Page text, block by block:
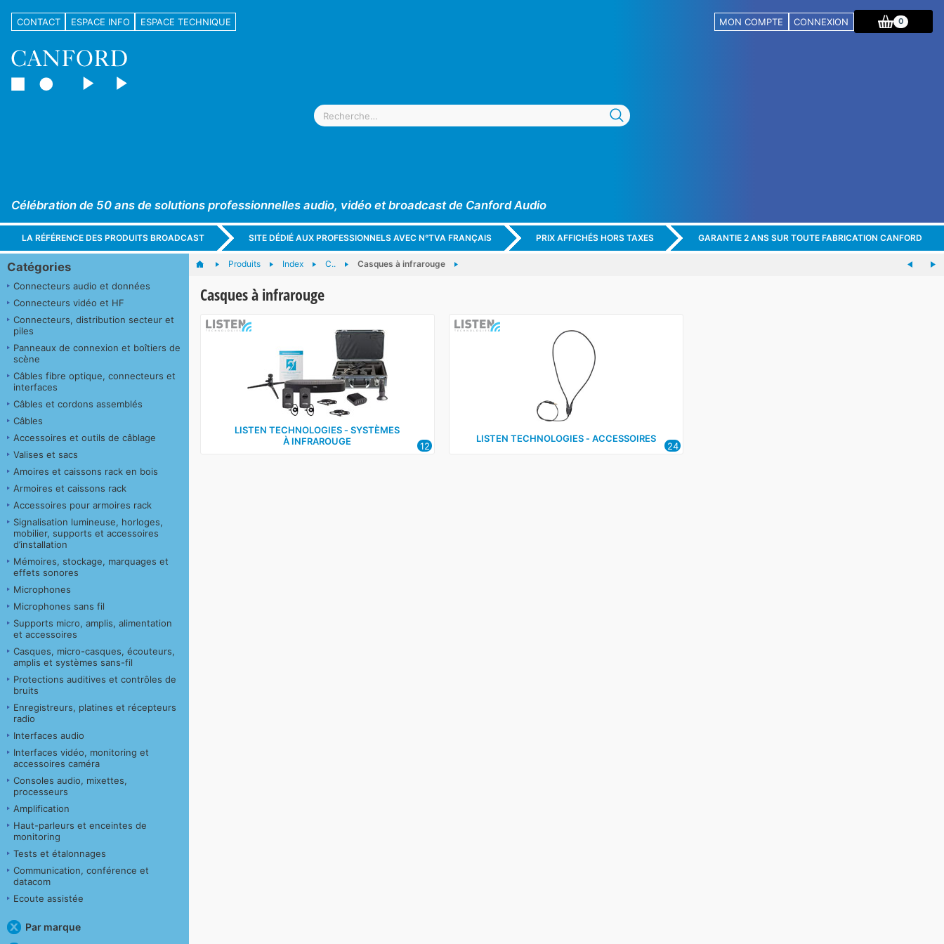
CONTACT ESPACE INFO ESPACE TECHNIQUE MON COMPTE CONNEXION 0
Célébration de 50 ans de solutions professionnelles audio, vidéo et broadcast de Canford Audio
LA RÉFÉRENCE DES PRODUITS BROADCAST SITE DÉDIÉ AUX PROFESSIONNELS AVEC N°TVA FRANÇAIS PRIX AFFICHÉS HORS TAXES GARANTIE 2 ANS SUR TOUTE FABRICATION CANFORD
Catégories
Connecteurs audio et données
Connecteurs vidéo et HF
Connecteurs, distribution secteur et
piles
Panneaux de connexion et boîtiers de
scène
Câbles fibre optique, connecteurs et
interfaces
Câbles et cordons assemblés
Câbles
Accessoires et outils de câblage
Valises et sacs
Amoires et caissons rack en bois
Armoires et caissons rack
Accessoires pour armoires rack
Signalisation lumineuse, horloges,
mobilier, supports et accessoires
d’installation
Mémoires, stockage, marquages et
effets sonores
Microphones
Microphones sans fil
Supports micro, amplis, alimentation
et accessoires
Casques, micro-casques, écouteurs,
amplis et systèmes sans-fil
Protections auditives et contrôles de
bruits
Enregistreurs, platines et récepteurs
radio
Interfaces audio
Interfaces vidéo, monitoring et
accessoires caméra
Consoles audio, mixettes,
processeurs
Amplification
Haut-parleurs et enceintes de
monitoring
Tests et étalonnages
Communication, conférence et
datacom
Ecoute assistée
Par marque
Produits Index C.. Casques à infrarouge
Casques à infrarouge
LISTEN TECHNOLOGIES ‑ SYSTÈMES
À INFRAROUGE
12
LISTEN TECHNOLOGIES ‑ ACCESSOIRES
24